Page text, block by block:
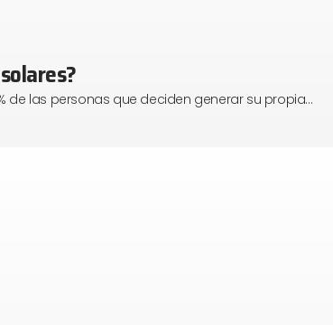
de las personas que deciden generar su propia…